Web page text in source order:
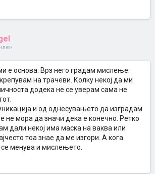
е основа. Врз него градам мислење.
на трачеви. Колку некој да ми
додека не се уверам сама не
и од однесувањето да изградам
не мора да значи дека е конечно. Ретко
дали некој има маска на ваква или
тоа знае да ме изгори. А кога
менува и мислењето.